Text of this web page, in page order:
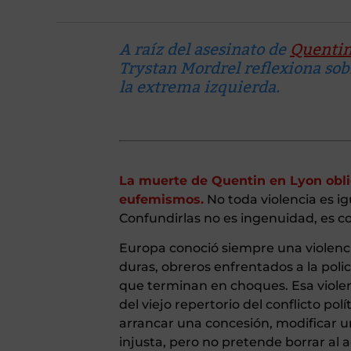
A raíz del asesinato de
Trystan Mordrel reflexiona
la extrema izquierda.
La muerte de Quentin en Lyon
eufemismos. No toda violencia es
Confundirlas no es ingenuidad, es
Europa conoció siempre una
duras, obreros enfrentados a la
que terminan en choques. Esa
del viejo repertorio del conflicto
arrancar una concesión, modificar
injusta, pero no pretende borrar al